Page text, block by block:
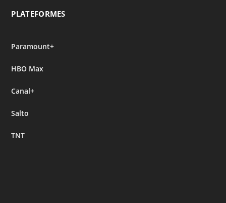
PLATEFORMES
Paramount+
HBO Max
Canal+
Salto
TNT